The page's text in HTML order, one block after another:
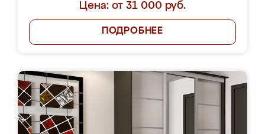
Цена: от 31 000 руб.
ПОДРОБНЕЕ